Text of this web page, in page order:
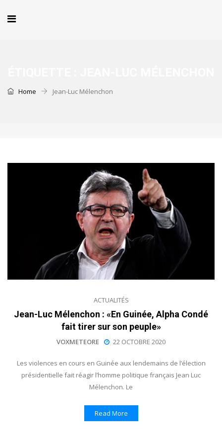
Home Jean-Luc Mélenchon
ACTUALITÉS
Jean-Luc Mélenchon : «En Guinée, Alpha Condé
fait tirer sur son peuple»
VOXMETEORE 22 OCTOBRE 2020
Les violences en cours en Guinée aux lendemains de l’élection
présidentielle fait réagir l’homme politique français Jean Luc
Mélenchon. Le
Read More